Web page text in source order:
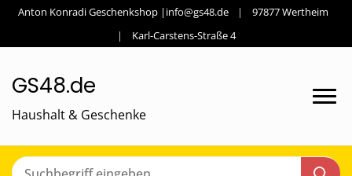
Anton Konradi Geschenkshop |info@gs48.de
97877 Wertheim
Karl-Carstens-Straße 4
GS48.de
Haushalt & Geschenke